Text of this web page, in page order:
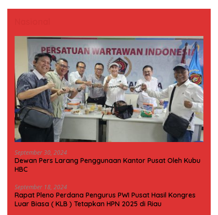
September 30, 2024
Dewan Pers Larang Penggunaan Kantor Pusat Oleh Kubu
HBC
September 18, 2024
Rapat Pleno Perdana Pengurus PWI Pusat Hasil Kongres
Luar Biasa ( KLB ) Tetapkan HPN 2025 di Riau